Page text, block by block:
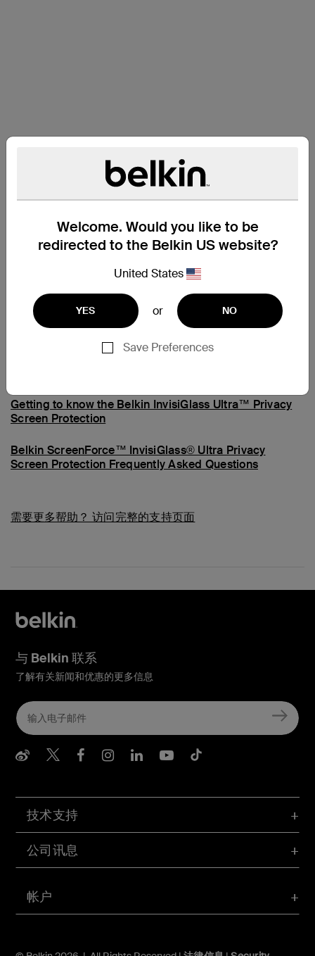
Welcome. Would you like to be
redirected to the Belkin US website?
United States
YES or NO
Save Preferences
支持
Getting to know the Belkin InvisiGlass Ultra™ Privacy
Screen Protection
Belkin ScreenForce™ InvisiGlass® Ultra Privacy
Screen Protection Frequently Asked Questions
需要更多帮助？ 访问完整的支持页面
帐户
技术支持
公司讯息
与 Belkin 联系
了解有关新闻和优惠的更多信息
Belkin Weibo
Belkin Twitter
Belkin Facebook
Belkin Instagram
Belkin LInkedIn
Belkin Youtube
Belkin